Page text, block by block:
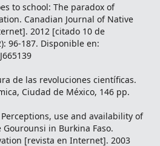
to school: The paradox of
Canadian Journal of Native
2012 [citado 10 de
96-187. Disponible en:
de las revoluciones científicas.
Ciudad de México, 146 pp.
use and availability of
in Burkina Faso.
[revista en Internet]. 2003